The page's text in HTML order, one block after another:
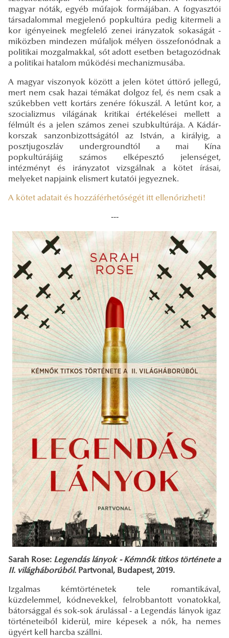
magyar nóták, egyéb műfajok formájában. A fogyasztói
társadalommal megjelenő popkultúra pedig kitermeli a
kor igényeinek megfelelő zenei irányzatok sokaságát -
miközben mindezen műfaljok mélyen összefonódnak a
politikai mozgalmakkal, sőt adott esetben betagozódnak
a politikai hatalom működési mechanizmusába.
A magyar viszonyok között a jelen kötet úttörő jellegű,
mert nem csak hazai témákat dolgoz fel, és nem csak a
szűkebben vett kortárs zenére fókuszál. A letűnt kor, a
szocializmus világának kritikai értékelései mellett a
félmúlt és a jelen számos zenei szubkultúrája. A Kádár-
korszak sanzonbizottságától az István, a királyig, a
posztjugoszláv undergroundtól a mai Kína
popkultúrájáig számos elképesztő jelenséget,
intézményt és irányzatot vizsgálnak a kötet írásai,
melyeket napjaink elismert kutatói jegyeznek.
A kötet adatait és hozzáférhetőségét itt ellenőrizheti!
---
Sarah Rose: Legendás lányok - Kémnők titkos története a
II. világháborúból. Partvonal, Budapest, 2019.
Izgalmas kémtörténetek tele romantikával,
küzdelemmel, kódnevekkel, felrobbantott vonatokkal,
bátorsággal és sok-sok árulással - a Legendás lányok igaz
történeteiből kiderül, mire képesek a nők, ha nemes
ügyért kell harcba szállni.